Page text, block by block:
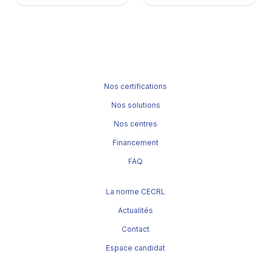
Nos certifications
Nos solutions
Nos centres
Financement
FAQ
La norme CECRL
Actualités
Contact
Espace candidat